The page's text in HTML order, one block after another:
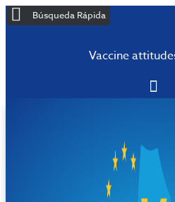
Búsqueda Rápida
Vaccine